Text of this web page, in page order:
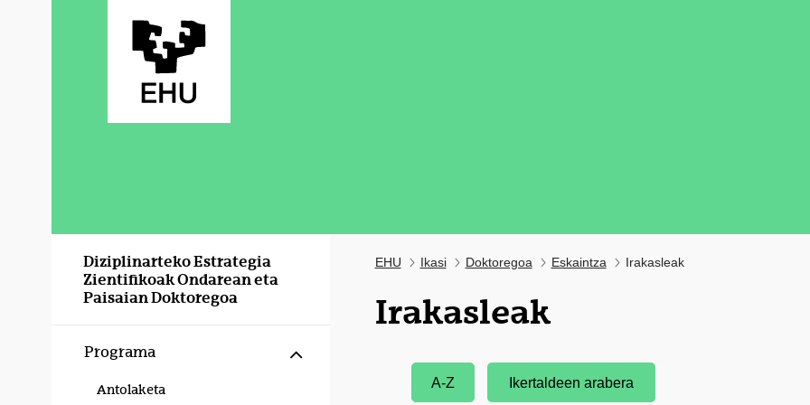
Diziplinarteko Estrategia
Zientifikoak Ondarean eta
Paisaian Doktoregoa
Programa Erakutsi/izkutatu azpiorriak
Antolaketa
EHU Ikasi Doktoregoa Eskaintza Irakasleak
Irakasleak
A-Z Ikertaldeen arabera